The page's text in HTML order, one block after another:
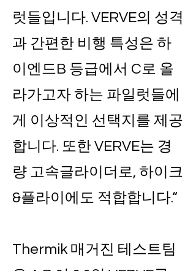
럿들입니다. VERVE의 성격
과 간편한 비행 특성은 하
이엔드B 등급에서 C로 올
라가고자 하는 파일럿들에
게 이상적인 선택지를 제공
합니다. 또한 VERVE는 경
량 고속글라이더로, 하이크
&플라이에도 적합합니다.“
Thermik 매거진 테스트팀